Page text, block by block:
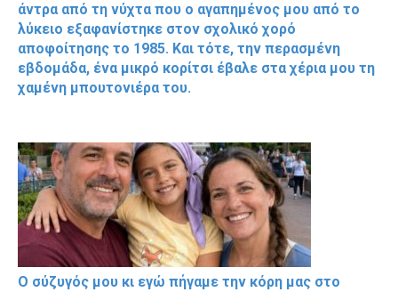
άντρα από τη νύχτα που ο αγαπημένος μου από το
λύκειο εξαφανίστηκε στον σχολικό χορό
αποφοίτησης το 1985. Και τότε, την περασμένη
εβδομάδα, ένα μικρό κορίτσι έβαλε στα χέρια μου τη
χαμένη μπουτονιέρα του.
Ο σύζυγός μου κι εγώ πήγαμε την κόρη μας στο